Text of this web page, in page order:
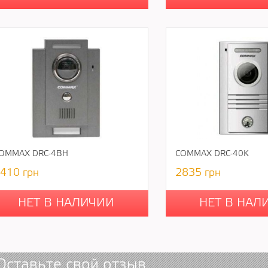
DRC-4BH
грн
НЕТ В НАЛИЧИИ
COMMAX DRC-40K
2835 грн
НЕТ В